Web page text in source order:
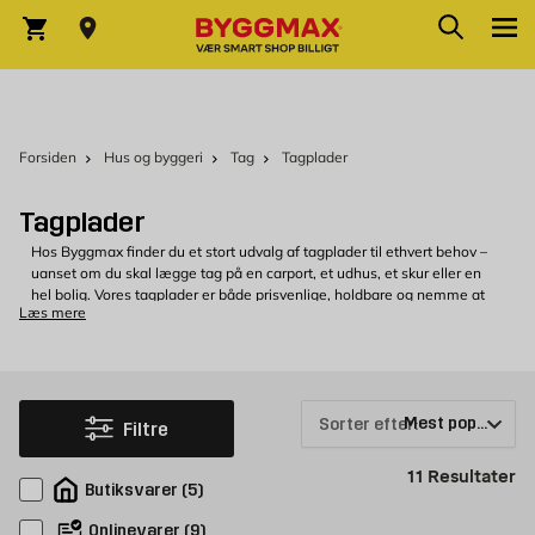
Indkøbskurv Søg
Forsiden Hus og byggeri Tag Tagplader
Tagplader
Hos Byggmax finder du et stort udvalg af tagplader til ethvert behov –
uanset om du skal lægge tag på en carport, et udhus, et skur eller en
hel bolig. Vores tagplader er både prisvenlige, holdbare og nemme at
montere, hvilket gør dem populære til både private og professionelle
har løsninger til både midlertidige overdækninger og permanente tage,
som skal holde i mange år frem.
Funktionelle tagplader i mange materialer
Læs mere
Filtre
Butiksvarer (5)
Onlinevarer (9)
Sorter efter:
11 Resultater